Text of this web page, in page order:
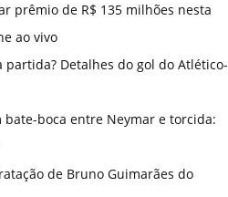
prêmio de R$ 135 milhões nesta
ao vivo
Detalhes do gol do Atlético-
boca entre Neymar e torcida:
de Bruno Guimarães do